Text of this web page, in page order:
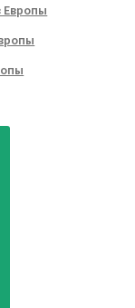
Европы